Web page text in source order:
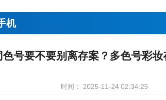
机
色号要不要别离存案？多色号彩
时间： 2025-11-24 02:34:25